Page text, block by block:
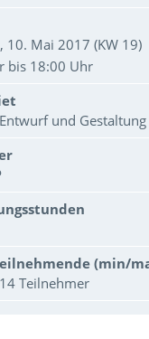
10. Mai 2017 (KW 19)
bis 18:00 Uhr
und Gestaltung
(min/
Teilnehmer